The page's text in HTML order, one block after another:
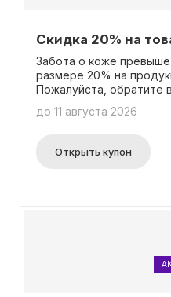
Скидка 20% на
Забота о коже превыше
размере 20% на
Пожалуйста, обратите
акции или отменить ее
обновлений!
до 11 августа 2026
Открыть купон